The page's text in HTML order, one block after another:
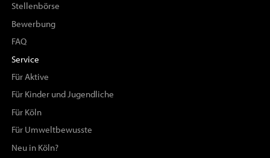
Stellenbörse
Bewerbung
FAQ
Service
Für Aktive
Für Kinder und Jugendliche
Für Köln
Für Umweltbewusste
Neu in Köln?